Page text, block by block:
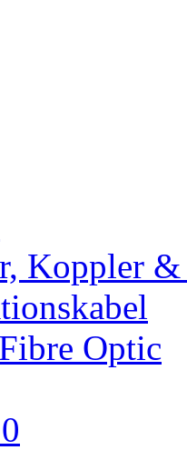
Koppler &
Optic